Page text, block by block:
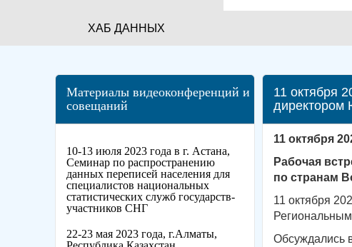
ХАБ ДАННЫХ
Материалы видеоконференций и
совещаний
10-13 июля 2023 года в г. Астана,
Семинар по распространению
данных переписей населения для
специалистов национальных
статистических служб государств-
участников СНГ
22-23 мая 2023 года, г.Алматы,
11 октября
директором
11 октября
Рабочая
по странам
11 октября
Обсуждались